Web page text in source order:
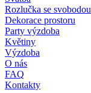
Rozlučka se svobodou
Dekorace prostoru
Party výzdoba
Květiny
Výzdoba
O nás
FAQ
Kontakty